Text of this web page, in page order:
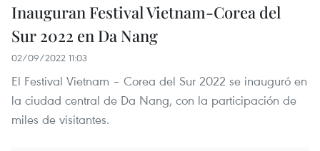
Inauguran Festival Vietnam-Corea del
Sur 2022 en Da Nang
02/09/2022 11:03
El Festival Vietnam – Corea del Sur 2022 se inauguró en
la ciudad central de Da Nang, con la participación de
miles de visitantes.